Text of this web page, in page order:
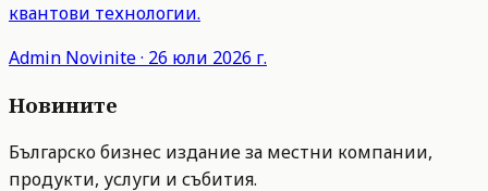
квантови технологии.
Admin Novinite· 26 юли 2026 г.
Новините
Българско бизнес издание за местни компании,
продукти, услуги и събития.